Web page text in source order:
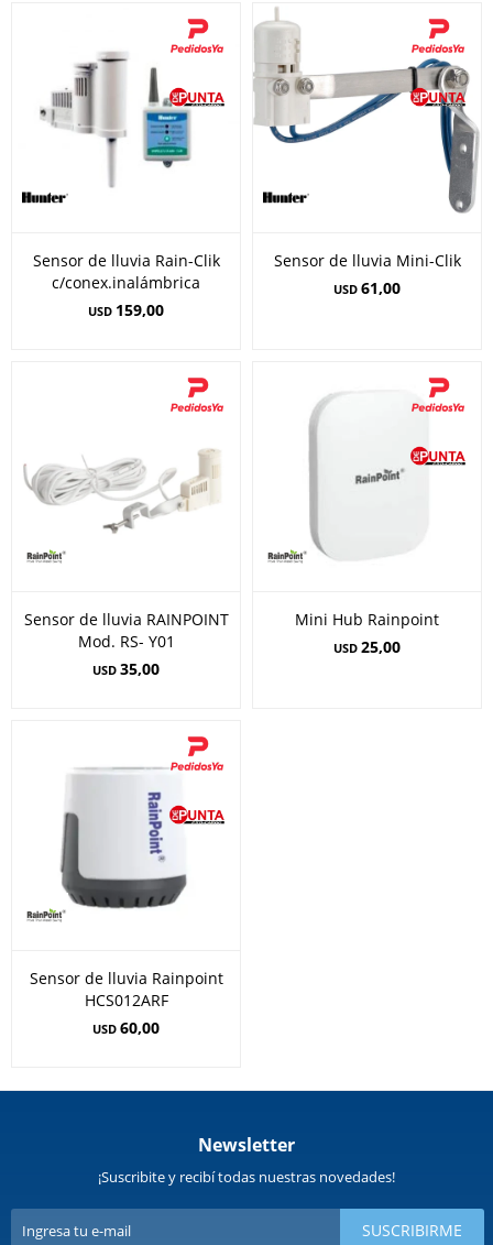
Sensor de lluvia Rain-Clik
c/conex.inalámbrica
USD 159,00
Sensor de lluvia Mini-Clik
USD 61,00
Sensor de lluvia RAINPOINT
Mod. RS- Y01
USD 35,00
Mini Hub Rainpoint
USD 25,00
Sensor de lluvia Rainpoint
HCS012ARF
USD 60,00
Newsletter
¡Suscribite y recibí todas nuestras novedades!
SUSCRIBIRME